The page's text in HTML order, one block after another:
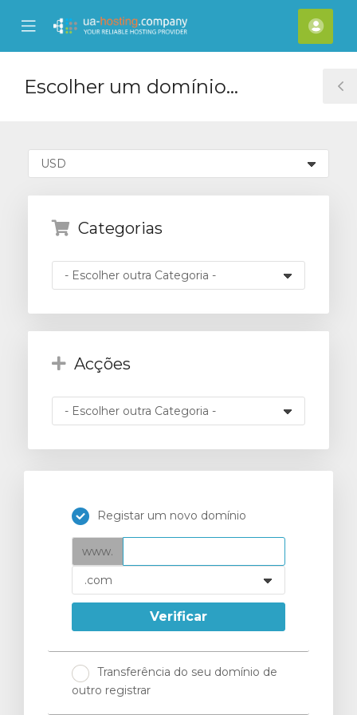
Mobile
Menu
Escolher um domínio...
Categorias
Acções
Registar um novo domínio
www.
Verificar
Transferência do seu domínio de
outro registrar